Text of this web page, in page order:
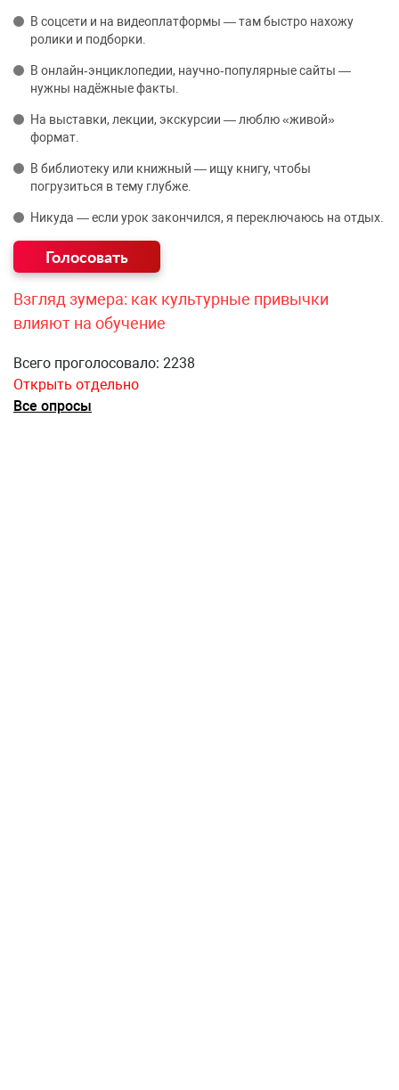
В соцсети и на видеоплатформы — там быстро нахожу
ролики и подборки.
В онлайн‑энциклопедии, научно‑популярные сайты —
нужны надёжные факты.
На выставки, лекции, экскурсии — люблю «живой»
формат.
В библиотеку или книжный — ищу книгу, чтобы
погрузиться в тему глубже.
Никуда — если урок закончился, я переключаюсь на отдых.
Взгляд зумера: как культурные привычки
влияют на обучение
Всего проголосовало: 2238
Открыть отдельно
Все опросы